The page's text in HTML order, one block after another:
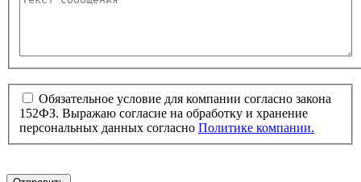
Обязательное условие для компании согласно закона
152ФЗ. Выражаю согласие на обработку и хранение
персональных данных согласно Политике компании.